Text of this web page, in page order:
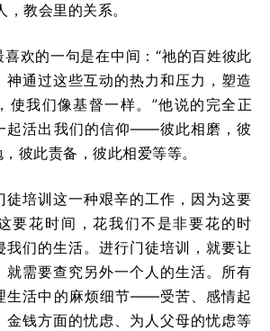
教会里的关系。
欢的一句是在中间：“祂的百姓彼此
神通过这些互动的热力和压力，塑造
使我们像基督一样。”他说的完全正
起活出我们的信仰——彼此相磨，彼
彼此责备，彼此相爱等等。
徒培训这一种艰辛的工作，因为这要
要花时间，花我们不是非要花的时
我们的生活。进行门徒培训，就要让
就需要查究另外一个人的生活。所有
生活中的麻烦细节——受苦、感情起
金钱方面的忧虑、为人父母的忧虑等